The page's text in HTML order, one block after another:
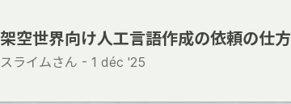
架空世界向け人工言語作成の依頼の仕方
スライムさん - 1 déc '25